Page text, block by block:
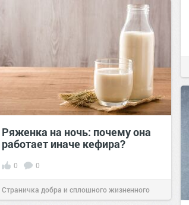
Ряженка на ночь: почему она
работает иначе кефира?
0 0
Страничка добра и сплошного жизненного